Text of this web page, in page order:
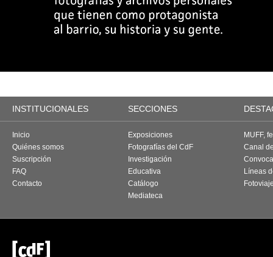
INSTITUCIONALES SECCIONES
Inicio
Quiénes somos
Suscripción
FAQ
Contacto
Exposiciones
Fotografías del CdF
Investigación
Educativa
Catálogo
Mediateca
MUFF,
Canal
Líneas